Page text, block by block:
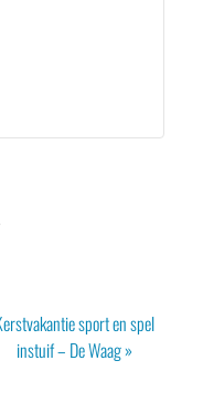
sport en spel
instuif – De Waag»